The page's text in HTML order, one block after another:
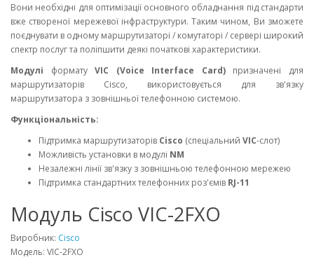
Вони необхідні для оптимізації основного обладнання під стандарти
вже створеної мережевої інфраструктури. Таким чином, Ви зможете
поєднувати в одному маршрутизаторі / комутаторі / сервері широкий
спектр послуг та поліпшити деякі початкові характеристики.
Модулі форматуVIC (Voice Interface Card) призначені для
маршрутизаторів Cisco, використовується для зв'язку
маршрутизатора з зовнішньої телефонною системою.
Функціональність:
Підтримка маршрутизаторів Cisco (спеціальний VIC-слот)
Можливість установки в модулі NM
Незалежні лінії зв'язку з зовнішньою телефонною мережею
Підтримка стандартних телефонних роз'ємів RJ-11
Модуль Cisco VIC-2FXO
Виробник: Cisco
Модель: VIC-2FXO